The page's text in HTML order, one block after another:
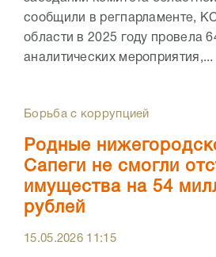
сообщили в регпарламенте,
области в 2025 году провела
аналитических мероприятия,...
Борьба с коррупцией
Родные
Сапеги не смогли
имущества на 54
рублей
15.05.2026 11:15